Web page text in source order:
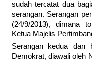
sudah tercatat dua
serangan. Serangan
(24/9/2013), dimana
Ketua Majelis
Serangan kedua dan
Demokrat, diawali oleh